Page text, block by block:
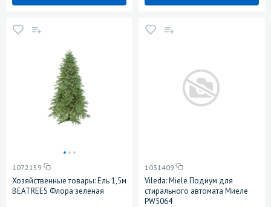
1072159
Хозяйственные товары: Ель 1,5м
BEATREES Флора зеленая
1031409
Vileda: Miele Подиум для
стирального автомата Миеле
PW5064